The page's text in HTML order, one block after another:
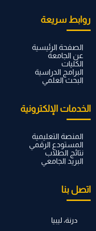
روابط سريعة
الصفحة الرئيسية
عن الجامعة
الكليات
البرامج الدراسية
البحث العلمي
الخدمات الإلكترونية
المنصة التعليمية
المستودع الرقمي
نتائج الطلاب
البريد الجامعي
اتصل بنا
درنة، ليبيا